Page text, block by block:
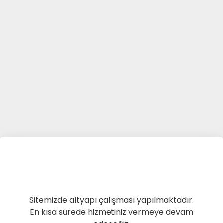
Sitemizde altyapı çalışması yapılmaktadır.
En kısa sürede hizmetiniz vermeye devam